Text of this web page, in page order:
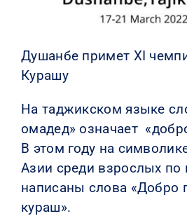
Душанбе примет XI
Курашу
На таджикском языке
омадед» означает
В этом году на
Азии среди взрослых по
написаны слова «Добро
кураш».